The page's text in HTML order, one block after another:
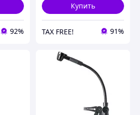
92%
Купить
TAX FREE! 91%